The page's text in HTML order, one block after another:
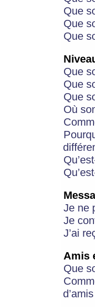
Que
Que
Que
Que
Que
Que
Où
Je ne
Je
J’ai
Amis
Que